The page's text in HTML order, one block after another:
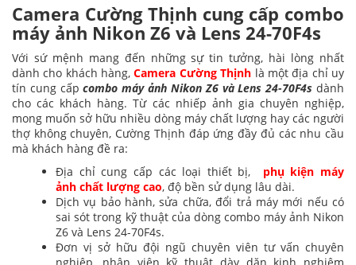
Camera Cường Thịnh cung cấp combo
máy ảnh Nikon Z6 và Lens 24-70F4s
Với sứ mệnh mang đến những sự tin tưởng, hài lòng nhất
dành cho khách hàng,Camera Cường Thịnh là một địa chỉ uy
tín cung cấpcombo máy ảnh Nikon Z6 và Lens 24-70F4sdành
cho các khách hàng. Từ các nhiếp ảnh gia chuyên nghiệp,
mong muốn sở hữu nhiều dòng máy chất lượng hay các người
thợ không chuyên, Cường Thịnh đáp ứng đầy đủ các nhu cầu
mà khách hàng đề ra:
Địa chỉ cung cấp các loại thiết bị,
phụ kiện máy
ảnh chất lượng cao, độ bền sử dụng lâu dài.
Dịch vụ bảo hành, sửa chữa, đổi trả máy mới nếu có
sai sót trong kỹ thuật của dòng combo máy ảnh Nikon
Z6 và Lens 24-70F4s.
Đơn vị sở hữu đội ngũ chuyên viên tư vấn chuyên
nghiệp, nhân viên kỹ thuật dày dặn kinh nghiệm